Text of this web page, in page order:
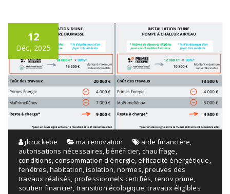
12
Déc, 2025
jlcruckebe ma renovation aide financière,
autorisations nécessaires,bénéficier, chauffage,
conditions,consommation d'énergie,efficacité énergétique,
fenêtres,habitation,isolation, normes,preuves des
travaux réalisés, professionnels certifiés, renov prime,
soutien financier, transition écologique,travaux éligibles